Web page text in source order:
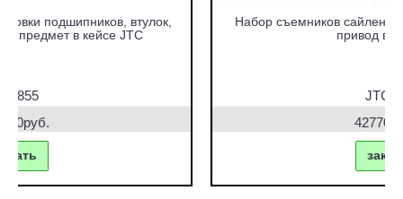
Набор съемников сайлентблоков под гидравлический